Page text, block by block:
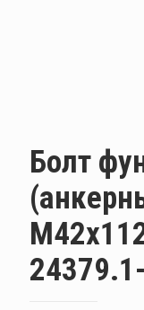
Болт